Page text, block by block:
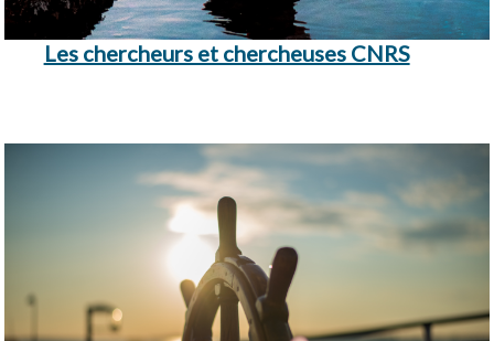
Les chercheurs et chercheuses CNRS